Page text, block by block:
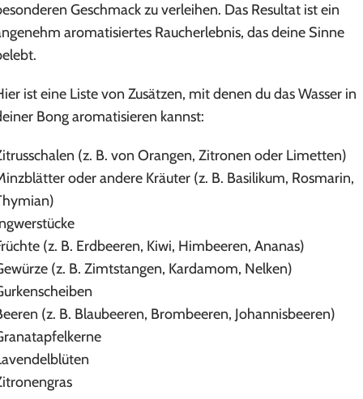
Geschmack zu verleihen. Das Resultat ist ein
aromatisiertes Raucherlebnis, das deine Sinne
ist eine Liste von Zusätzen, mit denen du das Wasser in
Bong aromatisieren kannst:
(z. B. von Orangen, Zitronen oder Limetten)
oder andere Kräuter (z. B. Basilikum, Rosmarin,
(z. B. Erdbeeren, Kiwi, Himbeeren, Ananas)
(z. B. Zimtstangen, Kardamom, Nelken)
(z. B. Blaubeeren, Brombeeren, Johannisbeeren)